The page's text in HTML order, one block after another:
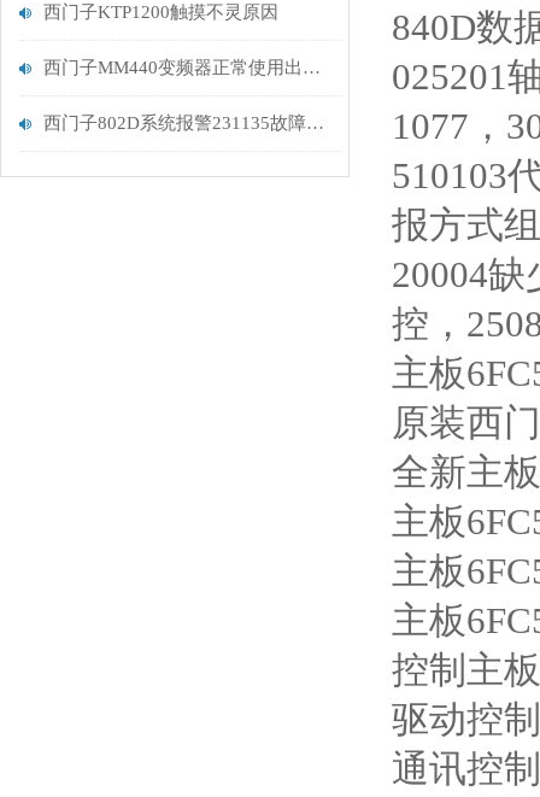
西门子KTP1200触摸不灵原因
西门子MM440变频器正常使用出现F0022故障报警解决
西门子802D系统报警231135故障维修解决
840D数
025201
1077，
510103
报方式
20004
控，
主板
原装西
全新主
主板
主板
主板
控制主
驱动控
通讯控